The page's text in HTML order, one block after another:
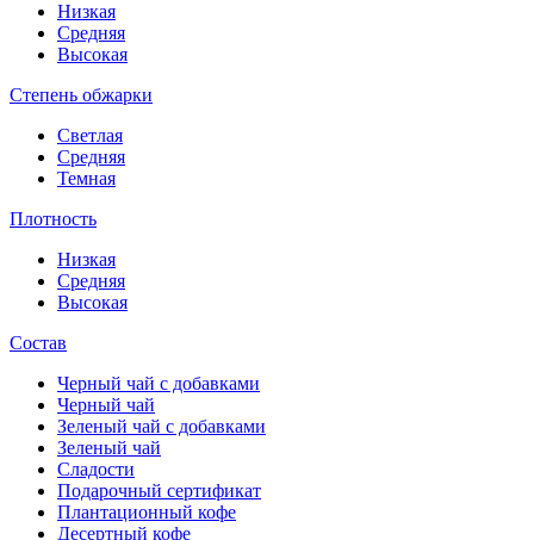
Низкая
Средняя
Высокая
Степень обжарки
Светлая
Средняя
Темная
Плотность
Низкая
Средняя
Высокая
Состав
Черный чай с добавками
Черный чай
Зеленый чай с добавками
Зеленый чай
Сладости
Подарочный сертификат
Плантационный кофе
Десертный кофе